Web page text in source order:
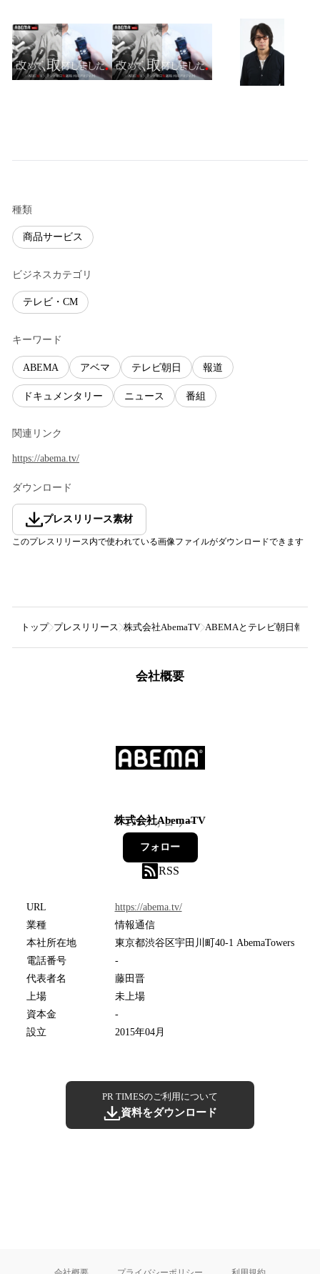
種類
商品サービス
ビジネスカテゴリ
テレビ・CM
キーワード
ABEMA アベマ テレビ朝日 報道
ドキュメンタリー ニュース 番組
関連リンク
https://abema.tv/
ダウンロード
プレスリリース素材
このプレスリリース内で使われている画像ファイルがダウンロードできます
トップ プレスリリース 株式会社AbemaTV ABEMAとテレビ朝日報道
会社概要
株式会社AbemaTV
171フォロワー
フォロー
RSS
URL
https://abema.tv/
業種
情報通信
本社所在地
東京都渋谷区宇田川町40-1 AbemaTowers
電話番号
-
代表者名
藤田晋
上場
未上場
資本金
-
設立
2015年04月
PR TIMESのご利用について
資料をダウンロード